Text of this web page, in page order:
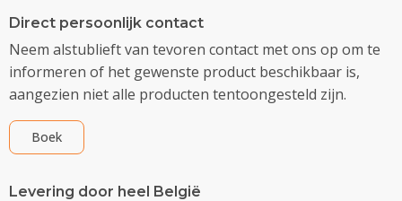
Direct persoonlijk contact
Neem alstublieft van tevoren contact met ons op om te
informeren of het gewenste product beschikbaar is,
aangezien niet alle producten tentoongesteld zijn.
Boek
Levering door heel België